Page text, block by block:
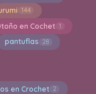
144
en Cochet 1
pantuflas 28
en Crochet 2